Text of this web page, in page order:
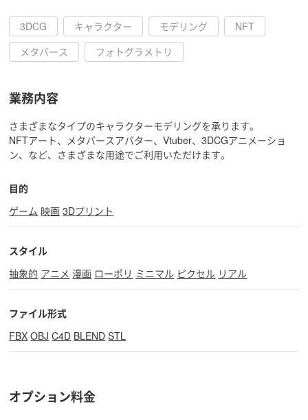
3DCG キャラクター モデリング
NFT
メタバース
フォトグラメトリ
業務内容
さまざまなタイプのキャラクターモデリングを承ります。
NFTアート、メタバースアバター、Vtuber、3DCGアニメーショ
ン、など、さまざまな用途でご利用いただけます。
目的
ゲーム 映画 3Dプリント
スタイル
抽象的 アニメ 漫画 ローポリ ミニマル ピクセル リアル
ファイル形式
FBX OBJ C4D BLEND STL
オプション料金